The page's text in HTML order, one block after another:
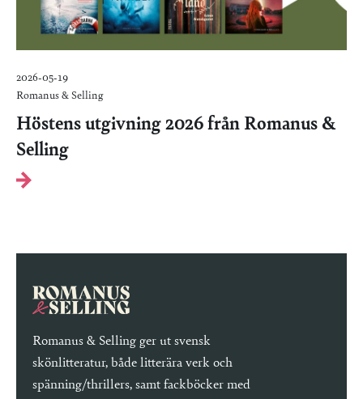
2026-05-19
Romanus & Selling
Höstens utgivning 2026 från Romanus &
Selling
Romanus & Selling ger ut svensk
skönlitteratur, både litterära verk och
spänning/thrillers, samt fackböcker med